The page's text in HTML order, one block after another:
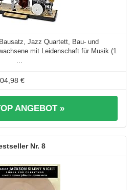
Jazz Quartett, Bau- und
mit Leidenschaft für Musik (1
...
€
ANGEBOT »
8